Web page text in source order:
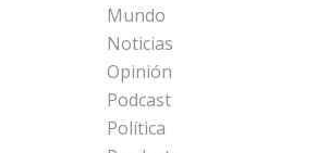
Mundo
Noticias
Opinión
Podcast
Política